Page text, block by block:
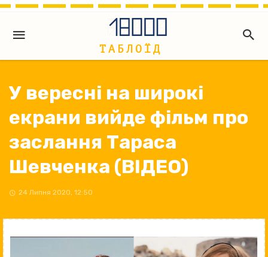
У вересні на широкі
екрани вийде фільм про
заслання Тараса
Шевченка (ВІДЕО)
24 Липня 2020, 12:50